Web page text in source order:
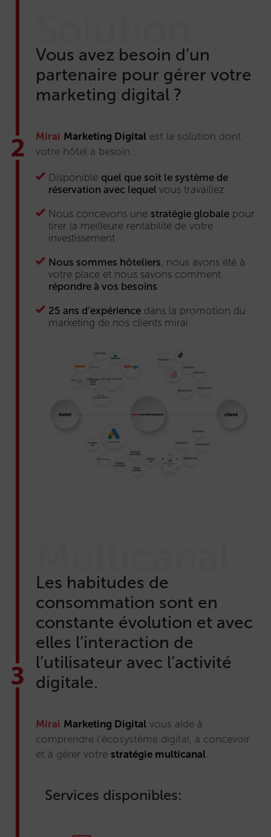
Vous avez besoin d’un
partenaire pour gérer votre
marketing digital ?
Mirai Marketing Digitalest la solution dont
votre hôtel a besoin :
Disponible quel que soit le système de
réservation avec lequel vous travaillez
Nous concevons une stratégie globalepour
tirer la meilleure rentabilité de votre
investissement
Nous sommes hôteliers, nous avons été à
votre place et nous savons comment
répondre à vos besoins
25 ans d’expériencedans la promotion du
marketing de nos clients mirai
Les habitudes de
consommation sont en
constante évolution et avec
elles l’interaction de
l’utilisateur avec l’activité
digitale.
Mirai Marketing Digitalvous aide à
comprendre l’écosystème digital, à concevoir
et à gérer votre stratégie multicanal.
Services disponibles: